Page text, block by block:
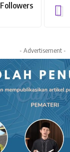
Followers
- Advertisement -